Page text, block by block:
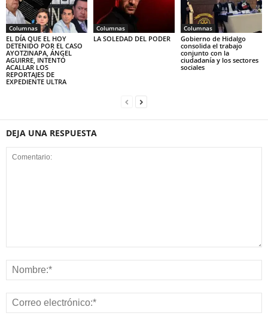
Columnas
EL DÍA QUE EL HOY
DETENIDO POR EL CASO
AYOTZINAPA, ÁNGEL
AGUIRRE, INTENTÓ
ACALLAR LOS
REPORTAJES DE
EXPEDIENTE ULTRA
Columnas
LA SOLEDAD DEL PODER
Columnas
Gobierno de Hidalgo
consolida el trabajo
conjunto con la
ciudadanía y los sectores
sociales
DEJA UNA RESPUESTA